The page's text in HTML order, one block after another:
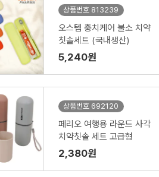
상품번호 813239
오스템 충치케어 불소 치약
칫솔세트 (국내생산)
5,240원
상품번호 692120
페리오 여행용 라운드 사각
치약칫솔 세트 고급형
2,380원